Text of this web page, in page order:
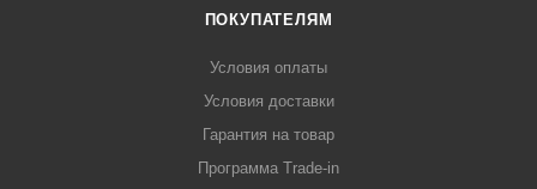
ПОКУПАТЕЛЯМ
Условия оплаты
Условия доставки
Гарантия на товар
Программа Trade-in